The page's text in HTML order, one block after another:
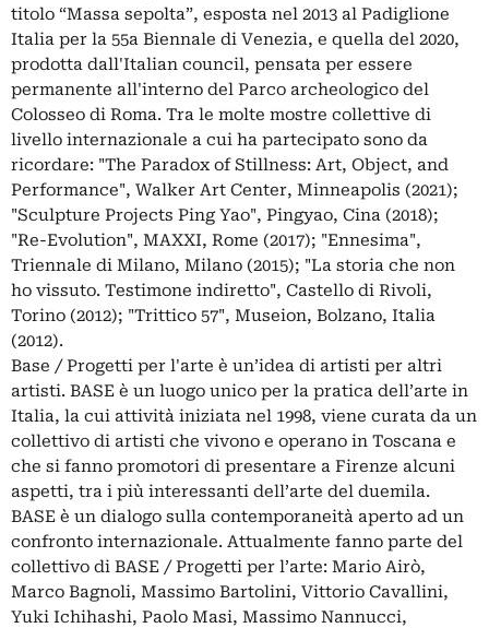
titolo “Massa sepolta”, esposta nel 2013 al Padiglione
Italia per la 55a Biennale di Venezia, e quella del 2020,
prodotta dall'Italian council, pensata per essere
permanente all'interno del Parco archeologico del
Colosseo di Roma. Tra le molte mostre collettive di
livello internazionale a cui ha partecipato sono da
ricordare: "The Paradox of Stillness: Art, Object, and
Performance", Walker Art Center, Minneapolis (2021);
"Sculpture Projects Ping Yao", Pingyao, Cina (2018);
"Re-Evolution", MAXXI, Rome (2017); "Ennesima",
Triennale di Milano, Milano (2015); "La storia che non
ho vissuto. Testimone indiretto", Castello di Rivoli,
Torino (2012); "Trittico 57", Museion, Bolzano, Italia
(2012).
Base / Progetti per l'arte è un’idea di artisti per altri
artisti. BASE è un luogo unico per la pratica dell’arte in
Italia, la cui attività iniziata nel 1998, viene curata da un
collettivo di artisti che vivono e operano in Toscana e
che si fanno promotori di presentare a Firenze alcuni
aspetti, tra i più interessanti dell’arte del duemila.
BASE è un dialogo sulla contemporaneità aperto ad un
confronto internazionale. Attualmente fanno parte del
collettivo di BASE / Progetti per l’arte: Mario Airò,
Marco Bagnoli, Massimo Bartolini, Vittorio Cavallini,
Yuki Ichihashi, Paolo Masi, Massimo Nannucci,